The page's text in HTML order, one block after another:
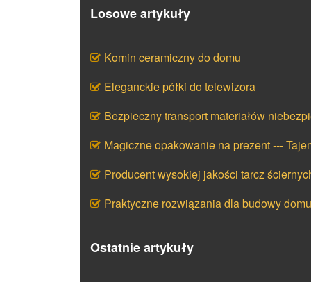
Losowe artykuły
Komin ceramiczny do domu
Eleganckie półki do telewizora
Bezpieczny transport materiałów
Magiczne opakowanie na prezent ---
Producent wysokiej jakości tarcz
Praktyczne rozwiązania dla budowy domu
Ostatnie artykuły